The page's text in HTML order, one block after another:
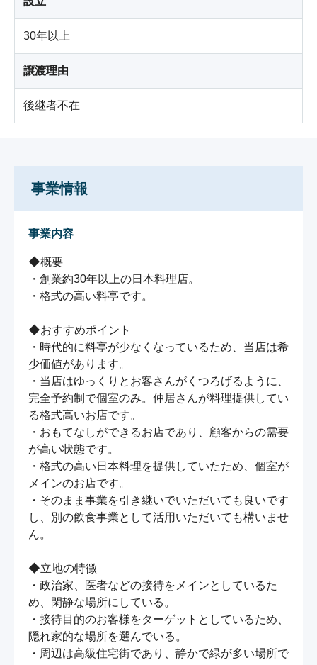
30年以上
譲渡理由
後継者不在
事業情報
事業内容
◆概要
・創業約30年以上の日本料理店。
・格式の高い料亭です。
◆おすすめポイント
・時代的に料亭が少なくなっているため、当店は希
少価値があります。
・当店はゆっくりとお客さんがくつろげるように、
完全予約制で個室のみ。仲居さんが料理提供してい
る格式高いお店です。
・おもてなしができるお店であり、顧客からの需要
が高い状態です。
・格式の高い日本料理を提供していたため、個室が
メインのお店です。
・そのまま事業を引き継いでいただいても良いです
し、別の飲食事業として活用いただいても構いませ
ん。
◆立地の特徴
・政治家、医者などの接待をメインとしているた
め、閑静な場所にしている。
・接待目的のお客様をターゲットとしているため、
隠れ家的な場所を選んでいる。
・周辺は高級住宅街であり、静かで緑が多い場所で